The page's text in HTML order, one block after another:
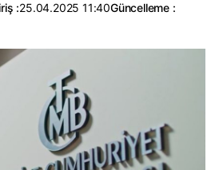
:25.04.2025 11:40Güncelleme :